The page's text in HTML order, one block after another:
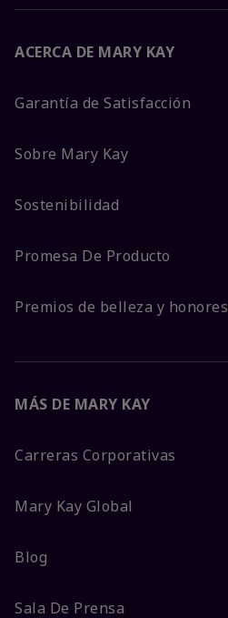
ACERCA DE MARY KAY
Garantía de Satisfacción
Sobre Mary Kay
Sostenibilidad
Promesa De Producto
Premios de belleza y honores
MÁS DE MARY KAY
Carreras Corporativas
Mary Kay Global
Blog
Sala De Prensa